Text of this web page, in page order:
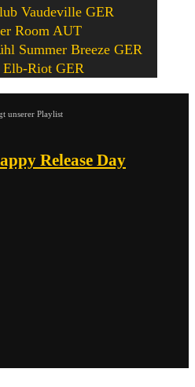
Vaudeville GER
Room AUT
Summer Breeze GER
Elb-Riot GER
unserer Playlist
Release Day